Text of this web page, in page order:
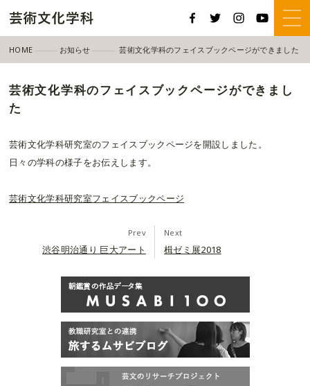
HOME お知らせ 芸術文化学科のフェイスブックページができました
芸術文化学科のフェイスブックページができまし
た
芸術文化学科研究室のフェイスブックページを開設しました。
日々の学科の様子をお伝えします。
芸術文化学科研究室フェイスブックページ
Prev
渋谷明治通り 巨大アート
Next
楫ゼミ展2018